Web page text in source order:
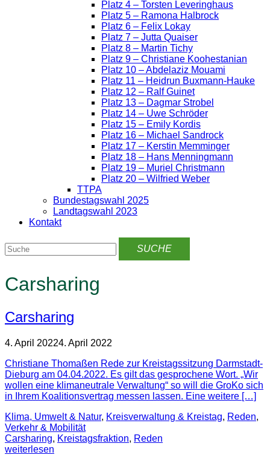
Platz 4 – Torsten Leveringhaus
Platz 5 – Ramona Halbrock
Platz 6 – Felix Lokay
Platz 7 – Jutta Quaiser
Platz 8 – Martin Tichy
Platz 9 – Christiane Koohestanian
Platz 10 – Abdelaziz Mouami
Platz 11 – Heidrun Buxmann-Hauke
Platz 12 – Ralf Guinet
Platz 13 – Dagmar Strobel
Platz 14 – Uwe Schröder
Platz 15 – Emily Kordis
Platz 16 – Michael Sandrock
Platz 17 – Kerstin Memminger
Platz 18 – Hans Menningmann
Platz 19 – Muriel Christmann
Platz 20 – Wilfried Weber
TTPA
Bundestagswahl 2025
Landtagswahl 2023
Kontakt
Carsharing
Carsharing
4. April 20224. April 2022
Christiane Thomaßen Rede zur Kreistagssitzung Darmstadt-
Dieburg am 04.04.2022. Es gilt das gesprochene Wort. „Wir
wollen eine klimaneutrale Verwaltung“ so will die GroKo sich
in Ihrem Koalitionsvertrag messen lassen. Eine weitere […]
Klima, Umwelt & Natur, Kreisverwaltung & Kreistag, Reden,
Verkehr & Mobilität
Carsharing, Kreistagsfraktion, Reden
weiterlesen